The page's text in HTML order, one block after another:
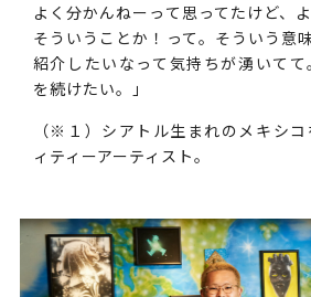
よく分かんねーって思ってたけど、
そういうことか！って。そういう
紹介したいなって気持ちが湧いて
を続けたい。」
（※１）シアトル生まれのメキシ
ィティーアーティスト。